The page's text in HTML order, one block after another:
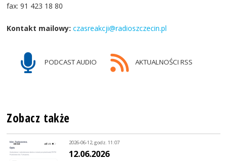
fax: 91 423 18 80
Kontakt mailowy: czasreakcji@radioszczecin.pl
PODCAST AUDIO AKTUALNOŚCI RSS
Zobacz także
2026-06-12, godz. 11:07
12.06.2026